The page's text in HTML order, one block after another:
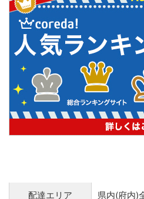
配達エリア 県内(府内)